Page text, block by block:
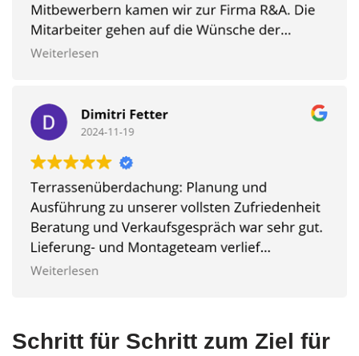
Schritt für Schritt zum Ziel für